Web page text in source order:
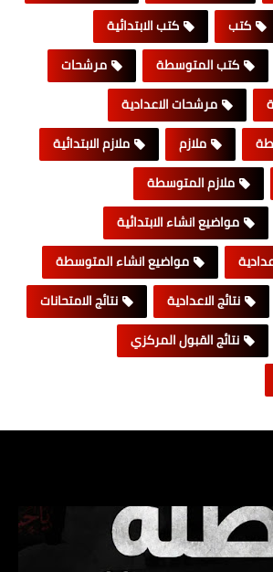
كتب
كتب الابتدائية
كتب المتوسطة
مرشحات
مرشحات الاعدادية
ملازم
ملازم الابتدائية
ملازم المتوسطة
مواضيع انشاء الابتدائية
مواضيع انشاء المتوسطة
نتائج الاعدادية
نتائج الامتحانات
نتائج القبول المركزي